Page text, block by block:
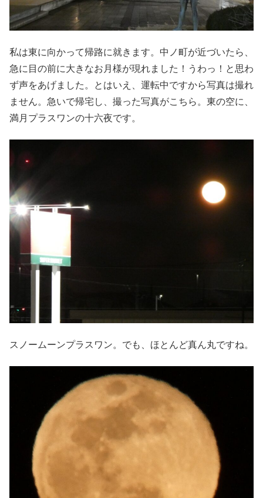
私は東に向かって帰路に就きます。中ノ町が近づいたら、
急に目の前に大きなお月様が現れました！うわっ！と思わ
ず声をあげました。とはいえ、運転中ですから写真は撮れ
ません。急いで帰宅し、撮った写真がこちら。東の空に、
満月プラスワンの十六夜です。
スノームーンプラスワン。でも、ほとんど真ん丸ですね。